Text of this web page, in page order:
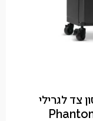
צד לגרילי